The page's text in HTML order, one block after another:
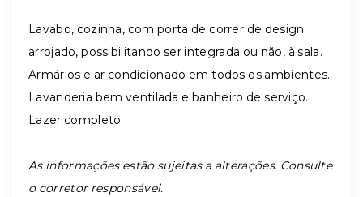
Lavabo, cozinha, com porta de correr de design
arrojado, possibilitando ser integrada ou não, à sala.
Armários e ar condicionado em todos os ambientes.
Lavanderia bem ventilada e banheiro de serviço.
Lazer completo.
As informações estão sujeitas a alterações. Consulte
o corretor responsável.